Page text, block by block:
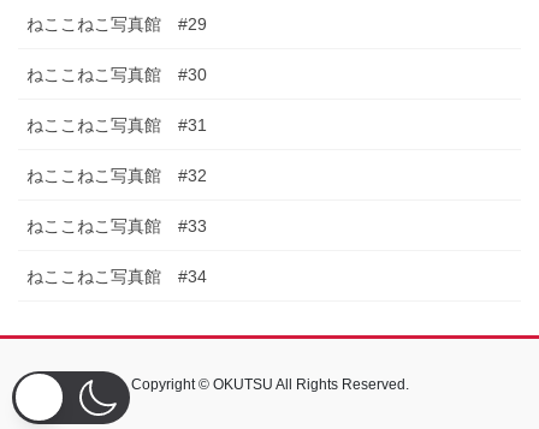
ねここねこ写真館 #29
ねここねこ写真館 #30
ねここねこ写真館 #31
ねここねこ写真館 #32
ねここねこ写真館 #33
ねここねこ写真館 #34
Copyright © OKUTSU All Rights Reserved.